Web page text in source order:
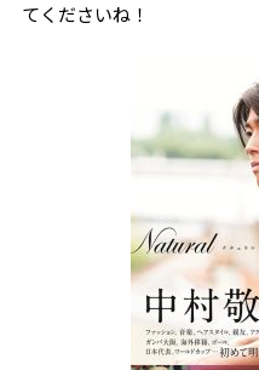
てくださいね！